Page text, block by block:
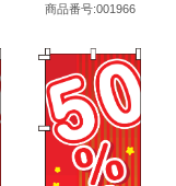
商品番号:001966